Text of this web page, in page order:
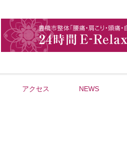
アクセス NEWS